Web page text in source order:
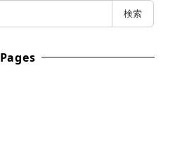
検索
Pages